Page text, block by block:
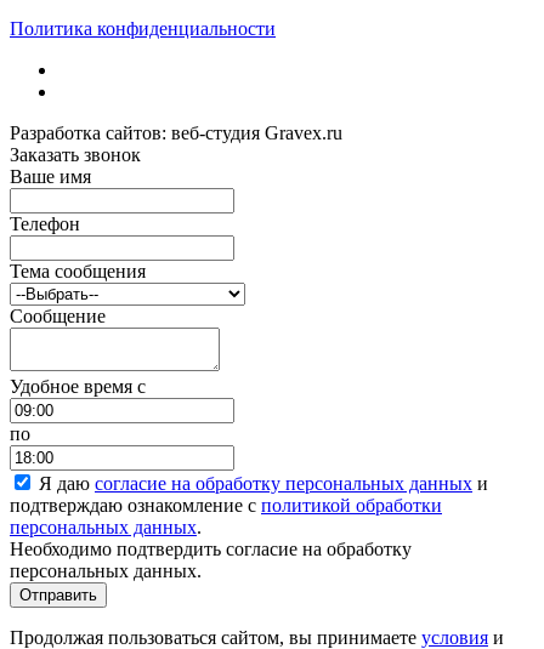
Политика конфиденциальности
Разработка сайтов: веб-студия Gravex.ru
Заказать звонок
Ваше имя
Телефон
Тема сообщения
Сообщение
Удобное время c
по
Я даю согласие на обработку персональных данных и
подтверждаю ознакомление с политикой обработки
персональных данных.
Необходимо подтвердить согласие на обработку
персональных данных.
Отправить
Продолжая пользоваться сайтом, вы принимаете условия и